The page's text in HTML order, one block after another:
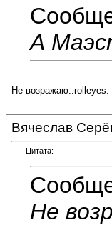
А
Не возражаю.:rolleyes:
Вячеслав
Цитата:
Не